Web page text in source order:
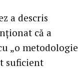
a descris
că a
„o metodologie
suficient